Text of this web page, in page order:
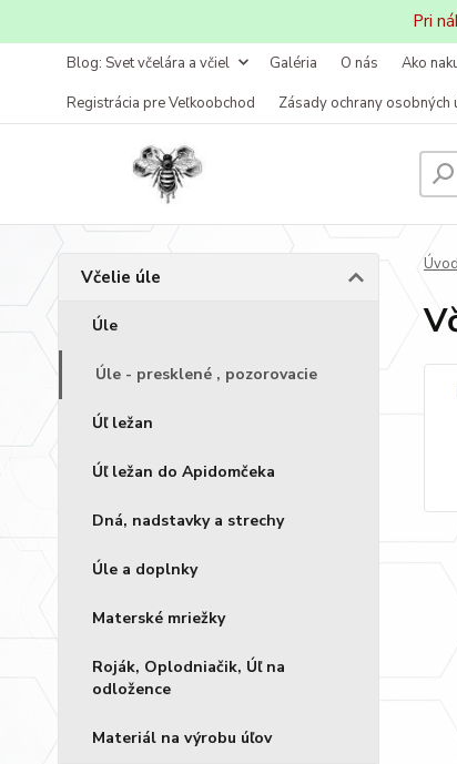
Pri
Blog: Svet včelára a včiel Galéria O nás Ako
Registrácia pre Veľkoobchod
Zásady ochrany osobných
Včelie úle
Úle
Úle - presklené , pozorovacie
Úľ ležan
Úľ ležan do Apidomčeka
Dná, nadstavky a strechy
Úle a doplnky
Materské mriežky
Roják, Oplodniačik, Úľ na
odložence
Materiál na výrobu úľov
Úvod